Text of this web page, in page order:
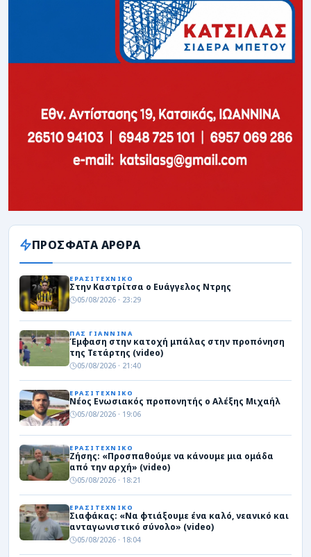
ΠΡΟΣΦΑΤΑ ΑΡΘΡΑ
ΕΡΑΣΙΤΕΧΝΙΚΟ
Στην Καστρίτσα ο Ευάγγελος Ντρης
05/08/2026 · 23:29
ΠΑΣ ΓΙΑΝΝΙΝΑ
Έμφαση στην κατοχή μπάλας στην προπόνηση
της Τετάρτης (video)
05/08/2026 · 21:40
ΕΡΑΣΙΤΕΧΝΙΚΟ
Νέος Ενωσιακός προπονητής ο Αλέξης Μιχαήλ
05/08/2026 · 19:06
ΕΡΑΣΙΤΕΧΝΙΚΟ
Ζήσης: «Προσπαθούμε να κάνουμε μια ομάδα
από την αρχή» (video)
05/08/2026 · 18:21
ΕΡΑΣΙΤΕΧΝΙΚΟ
Σιαφάκας: «Να φτιάξουμε ένα καλό, νεανικό και
ανταγωνιστικό σύνολο» (video)
05/08/2026 · 18:04